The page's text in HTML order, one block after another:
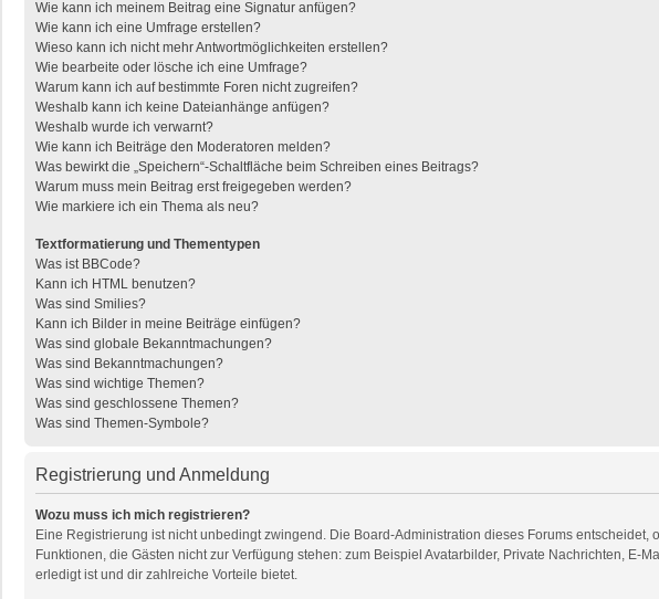
Wie kann ich meinem Beitrag eine Signatur anfügen?
Wie kann ich eine Umfrage erstellen?
Wieso kann ich nicht mehr Antwortmöglichkeiten erstellen?
Wie bearbeite oder lösche ich eine Umfrage?
Warum kann ich auf bestimmte Foren nicht zugreifen?
Weshalb kann ich keine Dateianhänge anfügen?
Weshalb wurde ich verwarnt?
Wie kann ich Beiträge den Moderatoren melden?
Was bewirkt die „Speichern“-Schaltfläche beim Schreiben eines Beitrags?
Warum muss mein Beitrag erst freigegeben werden?
Wie markiere ich ein Thema als neu?
Textformatierung und Thementypen
Was ist BBCode?
Kann ich HTML benutzen?
Was sind Smilies?
Kann ich Bilder in meine Beiträge einfügen?
Was sind globale Bekanntmachungen?
Was sind Bekanntmachungen?
Was sind wichtige Themen?
Was sind geschlossene Themen?
Was sind Themen-Symbole?
Registrierung und Anmeldung
Wozu muss ich mich registrieren?
Eine Registrierung ist nicht unbedingt zwingend. Die Board-Administration dieses Forums
Funktionen, die Gästen nicht zur Verfügung stehen: zum Beispiel Avatarbilder, Private Nachrichten, E-
erledigt ist und dir zahlreiche Vorteile bietet.